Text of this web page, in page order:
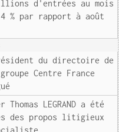
d'entrées au mois
% par rapport à août
du directoire de
Centre France
LEGRAND a été
des propos litigieux